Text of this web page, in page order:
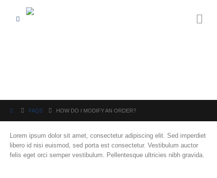
FAQS HOW DO I MODIFY AN ORDER?
Lorem ipsum dolor sit amet, consectetur adipiscing elit. Sed imperdiet
libero id nisi euismod, sed porta est consectetur. Vestibulum auctor
felis eget orci semper vestibulum. Pellentesque ultricies nibh gravida.